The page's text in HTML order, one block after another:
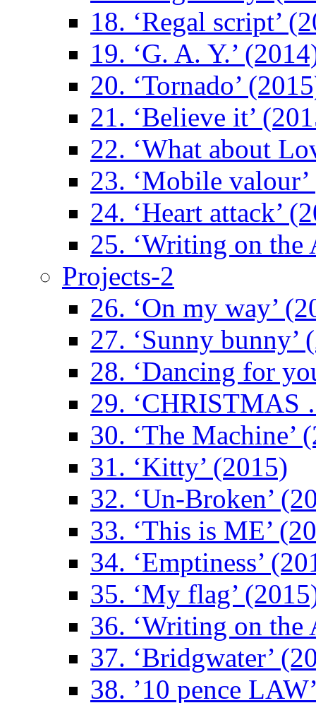
18. ‘Regal script’
19. ‘G. A. Y.’
20. ‘Tornado’
21. ‘Believe it’
22. ‘What about
23. ‘Mobile
24. ‘Heart attack’
25. ‘Writing on the
Projects-2
26. ‘On my way’
27. ‘Sunny bunny’
28. ‘Dancing for
29. ‘CHRISTMAS
30. ‘The Machine’
31. ‘Kitty’ (2015)
32. ‘Un-Broken’
33. ‘This is ME’
34. ‘Emptiness’
35. ‘My flag’
36. ‘Writing on the
37. ‘Bridgwater’
38. ’10 pence